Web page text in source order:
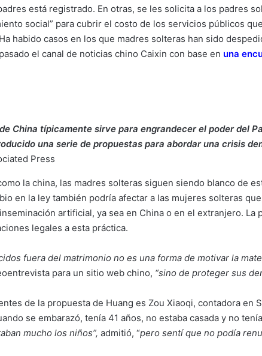
está registrado. En otras, se les solicita a los padres
social” para cubrir el costo de los servicios públicos
habido casos en los que madres solteras han sido
el canal de noticias chino Caixin con base en una
China típicamente sirve para engrandecer el poder del
una serie de propuestas para abordar una crisis
Press
la china, las madres solteras siguen siendo blanco de
en la ley también podría afectar a las mujeres solteras
artificial, ya sea en China o en el extranjero. La
legales a esta práctica.
fuera del matrimonio no es una forma de motivar la
para un sitio web chino, “sino de proteger sus
de la propuesta de Huang es Zou Xiaoqi, contadora en
se embarazó, tenía 41 años, no estaba casada y no
mucho los niños”, admitió, “pero sentí que no podía